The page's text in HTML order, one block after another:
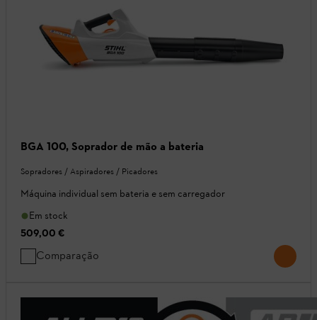
BGA 100, Soprador de mão a bateria
Sopradores / Aspiradores / Picadores
Máquina individual sem bateria e sem carregador
Em stock
509,00 €
Comparação